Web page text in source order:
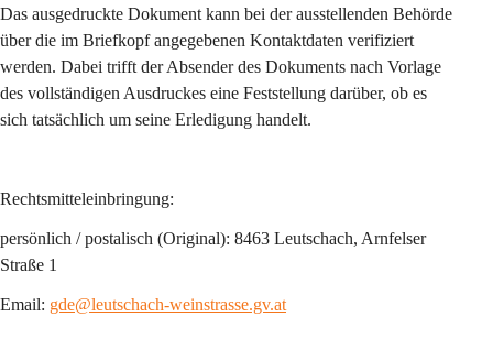
Das ausgedruckte Dokument kann bei der ausstellenden Behörde
über die im Briefkopf angegebenen Kontaktdaten verifiziert
werden. Dabei trifft der Absender des Dokuments nach Vorlage
des vollständigen Ausdruckes eine Feststellung darüber, ob es
sich tatsächlich um seine Erledigung handelt.
Rechtsmitteleinbringung:
persönlich / postalisch (Original): 8463 Leutschach, Arnfelser
Straße 1
Email: gde@leutschach-weinstrasse.gv.at